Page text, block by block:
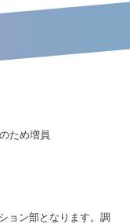
ため増員
ョン部となります。調